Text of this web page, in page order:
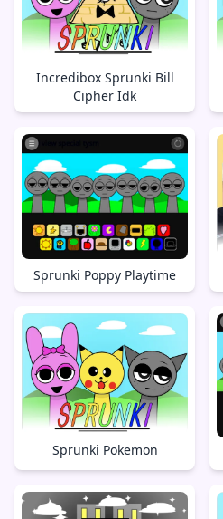
Incredibox Sprunki Bill
Cipher Idk
Sprunki Poppy Playtime
Sprunki Pokemon